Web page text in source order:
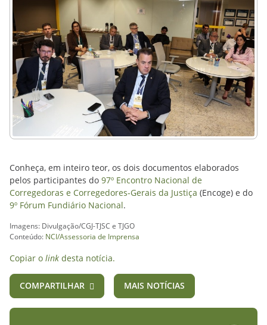
Conheça, em inteiro teor, os dois documentos elaborados
pelos participantes do 97º Encontro Nacional de
Corregedoras e Corregedores-Gerais da Justiça (Encoge) e do
9º Fórum Fundiário Nacional.
Imagens: Divulgação/CGJ-TJSC e TJGO
Conteúdo: NCI/Assessoria de Imprensa
Copiar o link desta notícia.
COMPARTILHAR MAIS NOTÍCIAS